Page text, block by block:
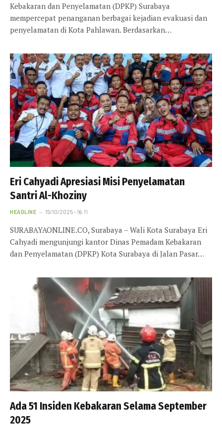
Kebakaran dan Penyelamatan (DPKP) Surabaya
mempercepat penanganan berbagai kejadian evakuasi dan
penyelamatan di Kota Pahlawan. Berdasarkan…
Eri Cahyadi Apresiasi Misi Penyelamatan
Santri Al-Khoziny
HEADLINE 15/10/2025 - 16:11
SURABAYAONLINE.CO, Surabaya – Wali Kota Surabaya Eri
Cahyadi mengunjungi kantor Dinas Pemadam Kebakaran
dan Penyelamatan (DPKP) Kota Surabaya di Jalan Pasar…
Ada 51 Insiden Kebakaran Selama September
2025